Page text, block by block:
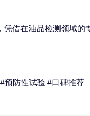
借在油品检测领域的
预防性试验 #口碑推荐